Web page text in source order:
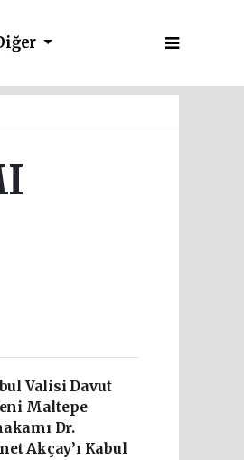
Valisi Davut
Maltepe
Dr.
Akçay’ı Kabul